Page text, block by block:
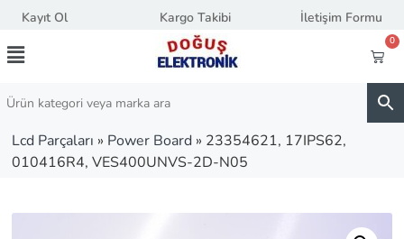
Kayıt Ol Kargo Takibi İletişim Formu
0
Lcd Parçaları » Power Board » 23354621, 17IPS62,
010416R4, VES400UNVS-2D-N05